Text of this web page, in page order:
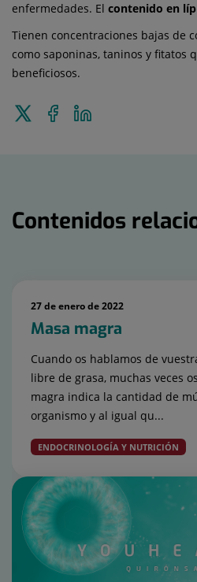
enfermedades. El contenido en
Tienen concentraciones bajas de
como saponinas, taninos y fitatos
beneficiosos.
Enviar
Compartir
en
Contenidos
27 de enero de 2022
Masa magra
Cuando os hablamos de
libre de grasa, muchas veces
magra indica la cantidad de
organismo y al igual qu...
ENDOCRINOLOGÍA Y NUTRICIÓN